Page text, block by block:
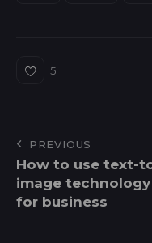
5
PREVIOUS
How to use text-
image technology
for business